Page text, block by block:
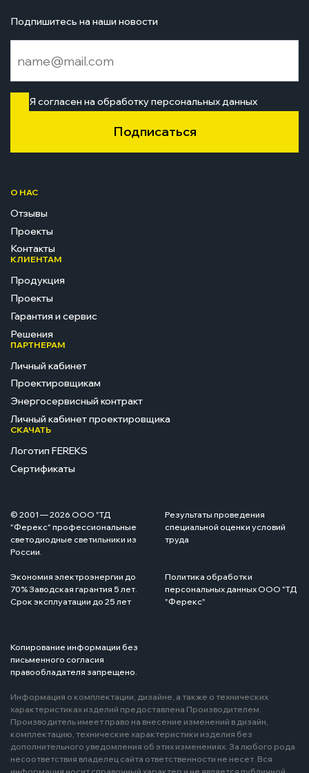
Подпишитесь на наши новости
Я согласен на обработку персональных данных
Подписаться
О НАС
Отзывы
Проекты
Контакты
КЛИЕНТАМ
Продукция
Проекты
Гарантия и сервис
Решения
ПАРТНЕРАМ
Личный кабинет
Проектировщикам
Энергосервисный контракт
Личный кабинет проектировщика
СКАЧАТЬ
Логотип FEREKS
Сертификаты
© 2001 — 2026 ООО "ТД
"Ферекс" профессиональные
светодиодные светильники из
России.
Экономия электроэнергии до
70% Заводская гарантия 5 лет.
Срок эксплуатации до 25 лет
Результаты проведения
специальной оценки условий
труда
Политика обработки
персональных данных ООО "ТД
"Ферекс"
Копирование информации без
письменного согласия
правообладателя запрещено.
Информация о комплектации, дизайне, а также о технических
характеристиках изделий предоставлена Производителем.
Производитель имеет право на внесение изменений в дизайн,
комплектацию, технические характеристики изделия без
дополнительного уведомления об этих изменениях. За любого рода
несоответствия владелец сайта ответственности не несет. Вся